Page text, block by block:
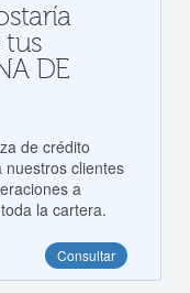
tus
DE
de crédito
nuestros clientes
a
la cartera.
Consultar